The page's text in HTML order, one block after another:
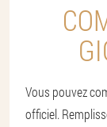
Vous pouvez
officiel.